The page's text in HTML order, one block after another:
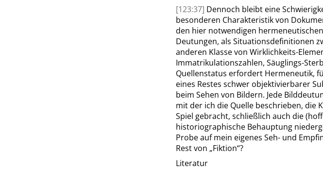
[123:37] Dennoch bleibt eine
besonderen Charakteristik von
den hier notwendigen
Deutungen, als Situationsdefinitionen
anderen Klasse von Wirklichkeits-
Immatrikulationszahlen, Säuglings-
Quellenstatus erfordert Hermeneutik,
eines Restes schwer objektivierbarer
beim Sehen von Bildern. Jede
mit der ich die Quelle beschrieben, die
Spiel gebracht, schließlich auch die
historiographische Behauptung
Probe auf mein eigenes Seh- und
Rest von „Fiktion“?
Literatur